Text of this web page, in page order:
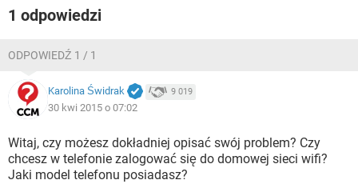
1 odpowiedzi
ODPOWIEDŹ 1 / 1
Karolina Świdrak 9 019
30 kwi 2015 o 07:02
Witaj, czy możesz dokładniej opisać swój problem? Czy
chcesz w telefonie zalogować się do domowej sieci wifi?
Jaki model telefonu posiadasz?